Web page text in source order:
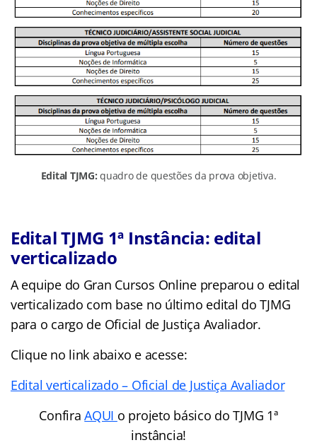
Edital TJMG: quadro de questões da prova objetiva.
Edital TJMG 1ª Instância: edital
verticalizado
A equipe do Gran Cursos Online preparou o edital
verticalizado com base no último edital do TJMG
para o cargo de Oficial de Justiça Avaliador.
Clique no link abaixo e acesse:
Edital verticalizado – Oficial de Justiça Avaliador
ConfiraAQUI o projeto básico do TJMG 1ª
instância!